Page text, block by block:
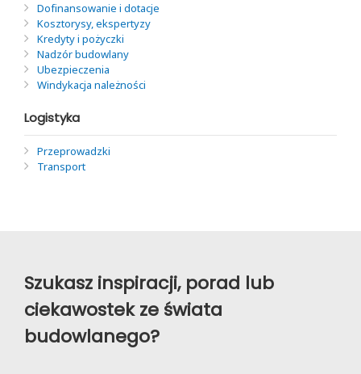
Dofinansowanie i dotacje
Kosztorysy, ekspertyzy
Kredyty i pożyczki
Nadzór budowlany
Ubezpieczenia
Windykacja należności
Logistyka
Przeprowadzki
Transport
Szukasz inspiracji, porad lub
ciekawostek ze świata
budowlanego?